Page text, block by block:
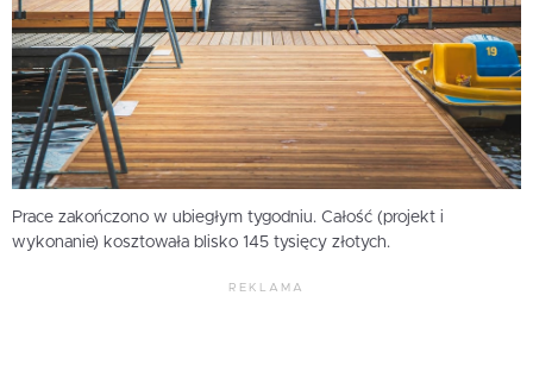
Prace zakończono w ubiegłym tygodniu. Całość (projekt i
wykonanie) kosztowała blisko 145 tysięcy złotych.
REKLAMA